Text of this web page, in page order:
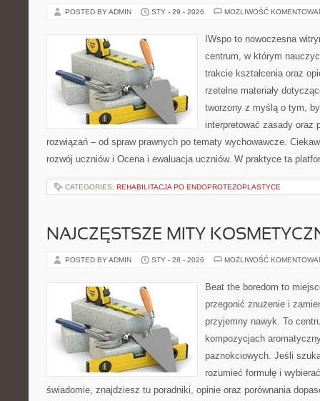
POSTED BY ADMIN STY - 29 - 2026 MOŻLIWOŚĆ
IWspo to nowoczesna
centrum, w którym
trakcie kształcenia oraz
rzetelne materiały
tworzony z myślą o tym,
interpretować zasady oraz
rozwiązań – od spraw prawnych po tematy wychowawcze.
rozwój uczniów i Ocena i ewaluacja uczniów. W praktyce ta
CATEGORIES: REHABILITACJA PO ENDOPROTEZOPLASTYCE
NAJCZĘSTSZE MITY
POSTED BY ADMIN STY - 28 - 2026 MOŻLIWOŚĆ
Beat the boredom to
przegonić znużenie i
przyjemny nawyk. To
kompozycjach
paznokciowych. Jeśli
rozumieć formułę i
świadomie, znajdziesz tu poradniki, opinie oraz porównania